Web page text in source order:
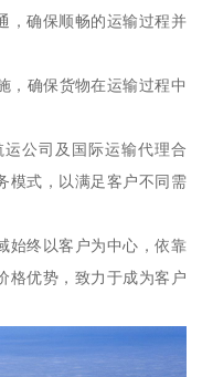
，确保顺畅的运输过程并
，确保货物在运输过程中
公司及国际运输代理合
模式，以满足客户不同需
始终以客户为中心，依靠
格优势，致力于成为客户